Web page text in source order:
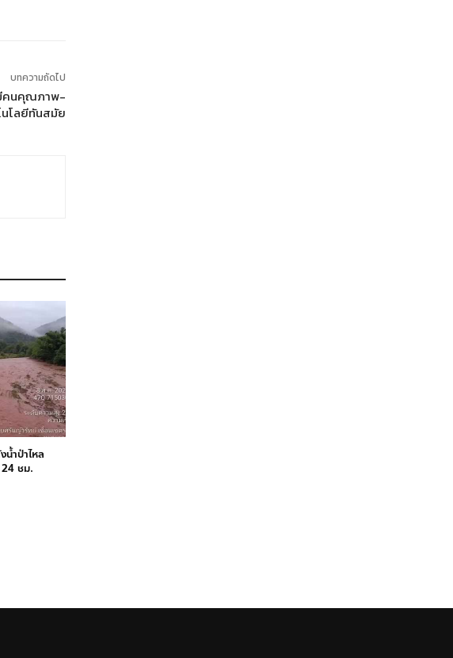
บทความถัดไป
มีคนคุณภาพ-
นโลยีทันสมัย
ำป่าไหล
24 ชม.